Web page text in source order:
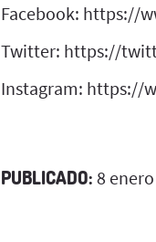
Facebook: https://
Twitter: https://
Instagram: https://
PUBLICADO: 8 enero